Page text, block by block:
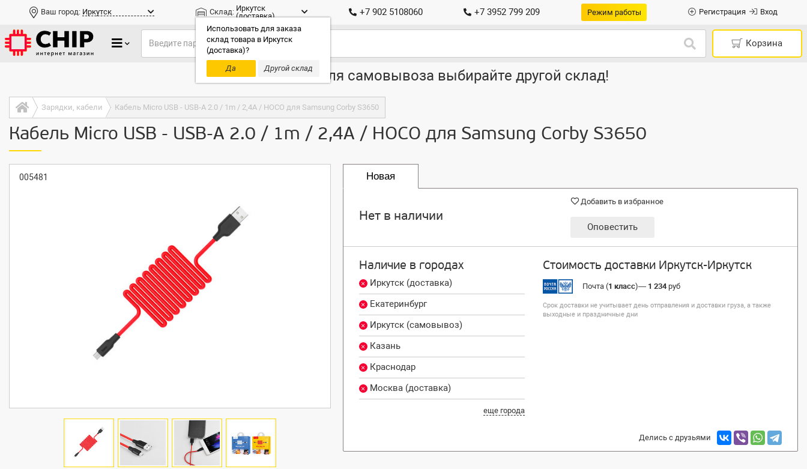
Ваш город: Иркутск Склад: Иркутск
(доставка)
Использовать для заказа
склад товара в Иркутск
(доставка)?
Да
Другой склад
+7 902 5108060 +7 3952 799 209 Режим работы Регистрация Вход
Корзина
Только доставка, для самовывоза выбирайте другой склад!
Зарядки, кабели Кабель Micro USB - USB-A 2.0 / 1m / 2,4A / HOCO для Samsung Corby S3650
Кабель Micro USB - USB-A 2.0 / 1m / 2,4A / HOCO для Samsung Corby S3650
005481 Новая
Нет в наличии
Добавить в избранное
Оповестить
Наличие в городах
Иркутск (доставка)
Екатеринбург
Иркутск (самовывоз)
Казань
Краснодар
Москва (доставка)
еще города
Стоимость доставки Иркутск-Иркутск
Почта (1 класс)— 1 234руб
Срок доставки не учитывает день отправления и доставки груза, а также
выходные и праздничные дни
Делись с друзьями